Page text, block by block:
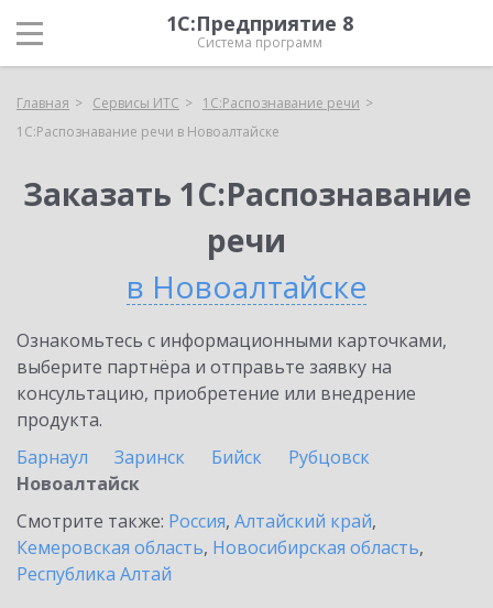
1С:Предприятие 8
Система программ
Главная Сервисы ИТС
1С:Распознавание речи
1С:Распознавание речи в Новоалтайске
Заказать 1С:Распознавание
речи
в Новоалтайске
Ознакомьтесь с информационными карточками,
выберите партнёра и отправьте заявку на
консультацию, приобретение или внедрение
продукта.
Барнаул
Заринск Бийск
Рубцовск
Новоалтайск
Смотрите также: Россия, Алтайский край,
Кемеровская область, Новосибирская область,
Республика Алтай